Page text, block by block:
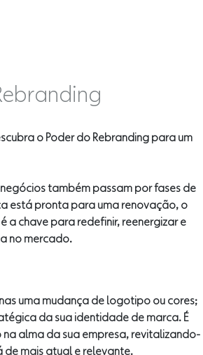
o Poder do Rebranding para um
também passam por fases de
está pronta para uma renovação, o
a chave para redefinir, reenergizar e
no mercado.
uma mudança de logotipo ou cores;
da sua identidade de marca. É
alma da sua empresa, revitalizando-
de mais atual e relevante.